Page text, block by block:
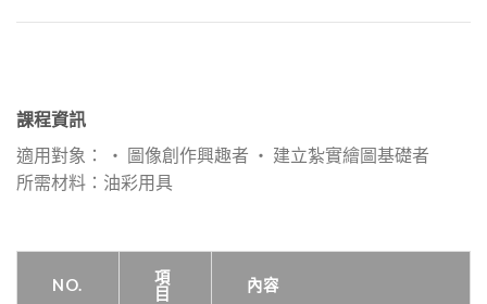
課程資訊
適用對象： ‧ 圖像創作興趣者 ‧ 建立紮實繪圖基礎者
所需材料：油彩用具
NO.
項
目
內容